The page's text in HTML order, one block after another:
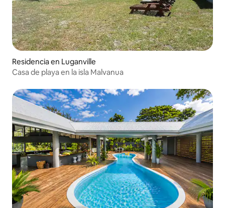
Residencia en Luganville
Casa de playa en la isla Malvanua